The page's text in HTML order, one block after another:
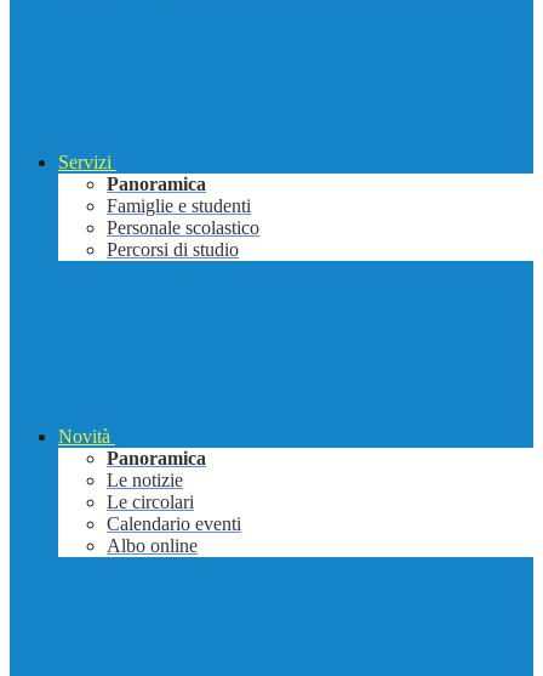
Servizi
Panoramica
Famiglie e studenti
Personale scolastico
Percorsi di studio
Novità
Panoramica
Le notizie
Le circolari
Calendario eventi
Albo online